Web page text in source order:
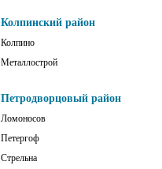
Колпинский район
Колпино
Металлострой
Петродворцовый район
Ломоносов
Петергоф
Стрельна